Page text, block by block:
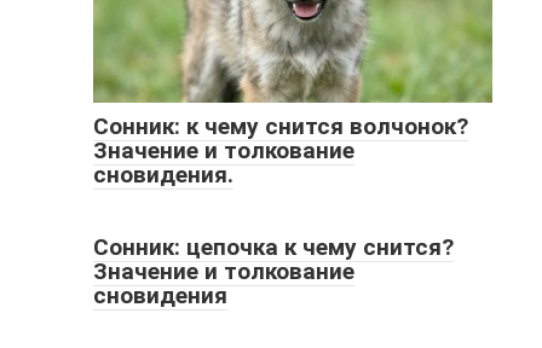
Сонник: к чему снится волчонок?
Значение и толкование
сновидения.
Сонник: цепочка к чему снится?
Значение и толкование
сновидения